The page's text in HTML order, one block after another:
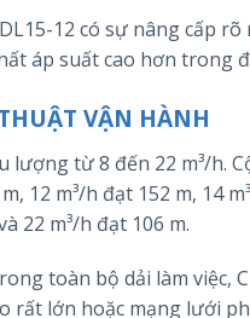
12 có sự nâng cấp
áp suất cao hơn trong
VẬN HÀNH
lượng từ 8 đến 22 m³/
12 m³/h đạt 152 m, 14
22 m³/h đạt 106 m.
toàn bộ dải làm việc,
rất lớn hoặc mạng lưới